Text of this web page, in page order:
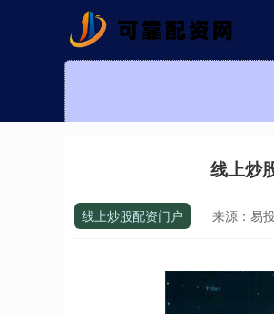
线上炒
线上炒股配资门户 来源：易